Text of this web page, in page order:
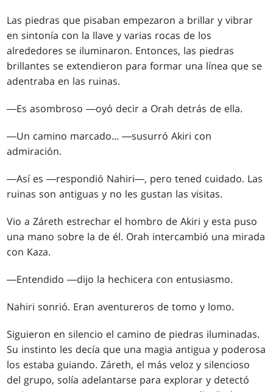
Las piedras que pisaban empezaron a brillar y vibrar
en sintonía con la llave y varias rocas de los
alrededores se iluminaron. Entonces, las piedras
brillantes se extendieron para formar una línea que se
adentraba en las ruinas.
―Es asombroso ―oyó decir a Orah detrás de ella.
―Un camino marcado... ―susurró Akiri con
admiración.
―Así es ―respondió Nahiri―, pero tened cuidado. Las
ruinas son antiguas y no les gustan las visitas.
Vio a Záreth estrechar el hombro de Akiri y esta puso
una mano sobre la de él. Orah intercambió una mirada
con Kaza.
―Entendido ―dijo la hechicera con entusiasmo.
Nahiri sonrió. Eran aventureros de tomo y lomo.
Siguieron en silencio el camino de piedras iluminadas.
Su instinto les decía que una magia antigua y poderosa
los estaba guiando. Záreth, el más veloz y silencioso
del grupo, solía adelantarse para explorar y detectó